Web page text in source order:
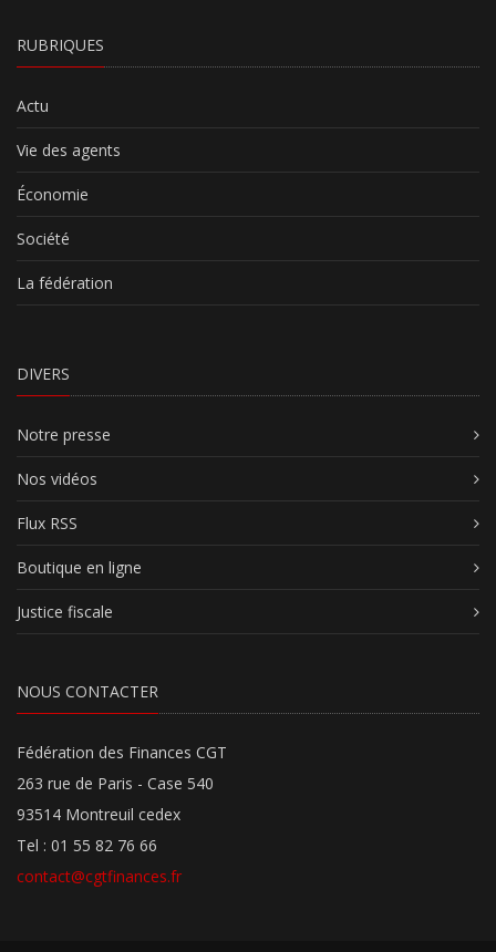
RUBRIQUES
Actu
Vie des agents
Économie
Société
La fédération
DIVERS
Notre presse
Nos vidéos
Flux RSS
Boutique en ligne
Justice fiscale
NOUS CONTACTER
Fédération des Finances CGT
263 rue de Paris - Case 540
93514 Montreuil cedex
Tel : 01 55 82 76 66
contact@cgtfinances.fr